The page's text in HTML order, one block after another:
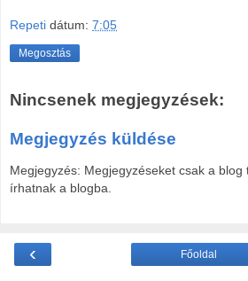
Repeti dátum: 7:05
Megosztás
Nincsenek megjegyzések:
Megjegyzés küldése
Megjegyzés: Megjegyzéseket csak a blog
írhatnak a blogba.
‹ Főoldal